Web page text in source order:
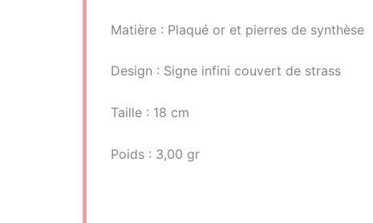
Matière : Plaqué or et pierres de synthèse
Design : Signe infini couvert de strass
Taille : 18 cm
Poids : 3,00 gr